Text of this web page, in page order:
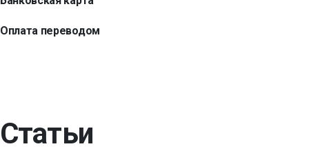
Оплата переводом
Статьи